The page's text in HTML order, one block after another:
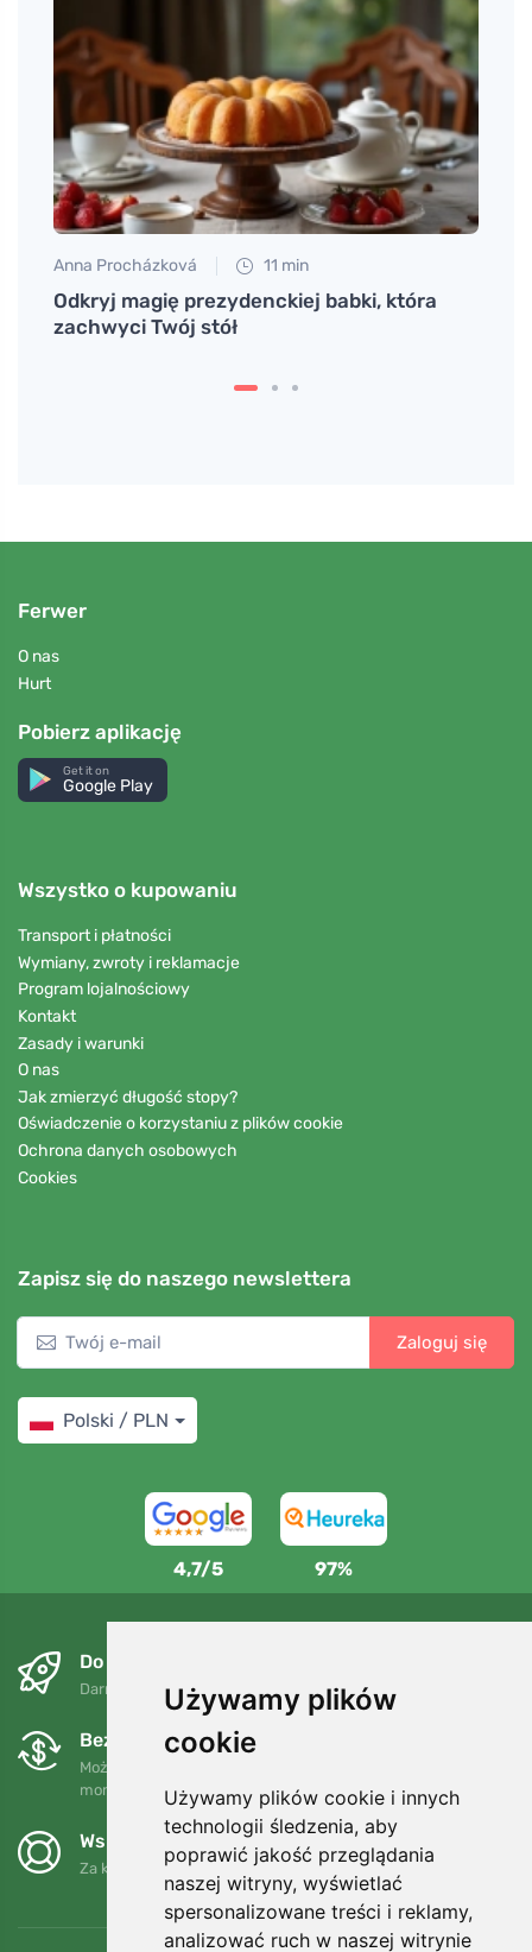
Używamy plików
cookie
Używamy plików cookie i innych
technologii śledzenia, aby
poprawić jakość przeglądania
naszej witryny, wyświetlać
spersonalizowane treści i reklamy,
analizować ruch w naszej witrynie
Anna Procházková 11 min
Odkryj magię prezydenckiej babki, która
zachwyci Twój stół
Ferwer
O nas
Hurt
Pobierz aplikację
Get it on
Google Play
Wszystko o kupowaniu
Transport i płatności
Wymiany, zwroty i reklamacje
Program lojalnościowy
Kontakt
Zasady i warunki
O nas
Jak zmierzyć długość stopy?
Oświadczenie o korzystaniu z plików cookie
Ochrona danych osobowych
Cookies
Zapisz się do naszego newslettera
Zaloguj się
Polski / PLN
4,7/5 97%
Do następnego dnia i bezpłatnie
Darmowa wysyłka dla zamówień powyżej 250 PLN
Bezpłatne wymiany i zwroty
Możesz zwrócić lub wymienić swoje zamówienie w dowolnym
momencie w ciągu 90 dni.
Wspieramy Trees.org
Za każde zamówienie sadzimy drzewo! Czytaj więcej